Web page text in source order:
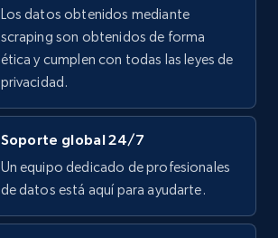
Los datos obtenidos mediante
scraping son obtenidos de forma
ética y cumplen con todas las leyes de
privacidad.
Soporte global 24/7
Un equipo dedicado de profesionales
de datos está aquí para ayudarte.